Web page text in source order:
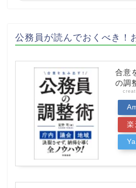
公務員が読んでおくべき！
合意
の調
楽